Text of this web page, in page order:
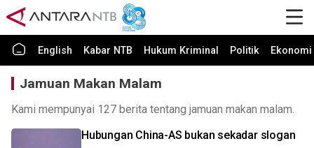
English Kabar NTB Hukum Kriminal Politik
Jamuan Makan Malam
Kami mempunyai 127 berita tentang jamuan makan malam.
Hubungan China-AS bukan sekadar slogan